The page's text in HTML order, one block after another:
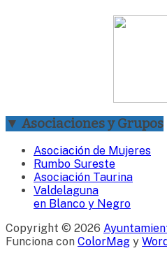
▼ Asociaciones y Grupos
Asociación de Mujeres
Rumbo Sureste
Asociación Taurina
Valdelaguna
en Blanco y Negro
Copyright © 2026
Funciona con ColorMag y